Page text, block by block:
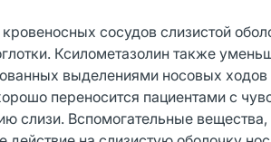
сосудов слизистой
Ксилометазолин также
выделениями носовых
переносится пациентами с
слизи. Вспомогательные